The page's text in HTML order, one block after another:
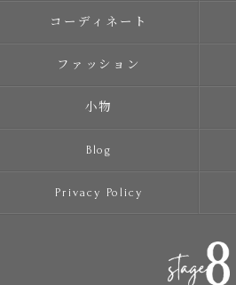
コーディネート
ファッション
小物
Blog
Privacy Policy